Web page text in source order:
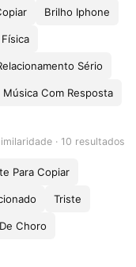
Brilho Iphone
Sério
Música Com Resposta
· 10 resultados
Para Copiar
Triste
Choro